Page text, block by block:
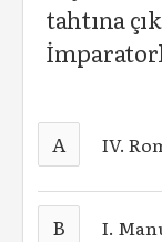
tahtına
A IV.
B I.